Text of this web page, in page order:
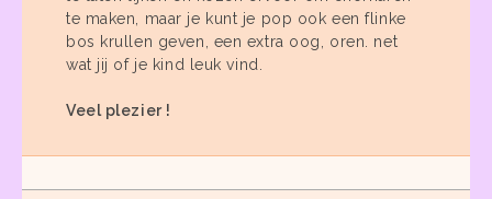
te maken, maar je kunt je pop ook een flinke
bos krullen geven, een extra oog, oren. net
wat jij of je kind leuk vind.
Veel plezier !